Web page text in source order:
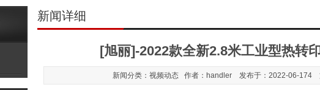
新闻详细
[旭丽]-2022款全新2.8米工业型热转
新闻分类：视频动态 作者：handler 发布于：2022-06-174